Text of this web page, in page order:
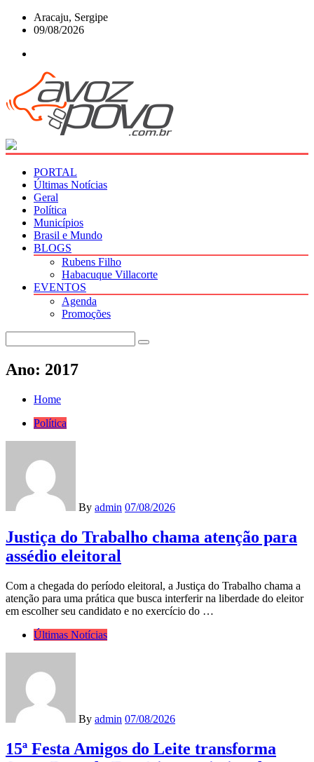
Skip
Aracaju, Sergipe
09/08/2026
PORTAL
Últimas Notícias
Geral
Política
Municípios
Brasil e Mundo
BLOGS
Rubens Filho
Habacuque Villacorte
EVENTOS
Agenda
Promoções
Ano: 2017
Home
Política
By admin 07/08/2026
Justiça do Trabalho chama atenção para
assédio eleitoral
Com a chegada do período eleitoral, a Justiça do Trabalho chama a
atenção para uma prática que busca interferir na liberdade do eleitor
em escolher seu candidato e no exercício do …
Últimas Notícias
By admin 07/08/2026
15ª Festa Amigos do Leite transforma